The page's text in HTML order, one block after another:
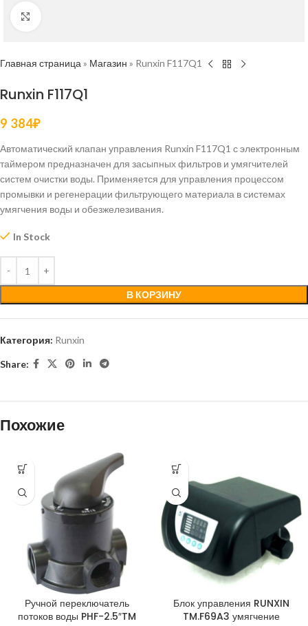
Главная страница» Магазин » Runxin F117Q1
Runxin F117Q1
9 384₽
Автоматический клапан управления Runxin F117Q1 с электронным
таймером предназначен для засыпных фильтров и умягчителей
систем очистки воды. Применяется для управления процессом
промывки и регенерации фильтрующего материала в системах
умягчения воды и обезжелезивания.
In Stock
В КОРЗИНУ
Категория: Runxin
Share:
Похожие
Ручной переключатель
потоков воды PHF-2.5″TM
Блок управления RUNXIN
TM.F69A3 умягчение